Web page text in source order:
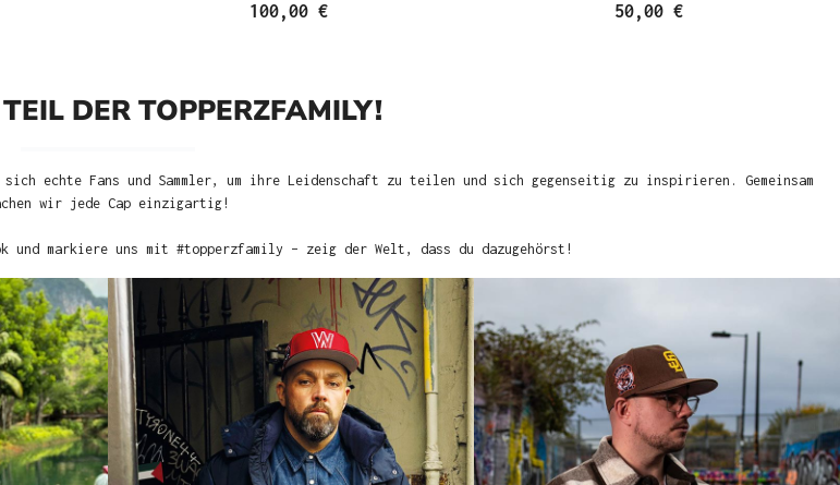
100,00 € 50,00 €
DER TOPPERZFAMILY!
echte Fans und Sammler, um ihre Leidenschaft zu teilen und sich gegenseitig zu inspirieren. Gemeinsam
wir jede Cap einzigartig!
und markiere uns mit #topperzfamily – zeig der Welt, dass du dazugehörst!